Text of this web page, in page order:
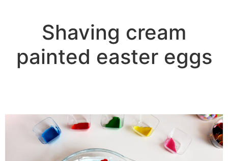
Shaving cream
painted easter eggs